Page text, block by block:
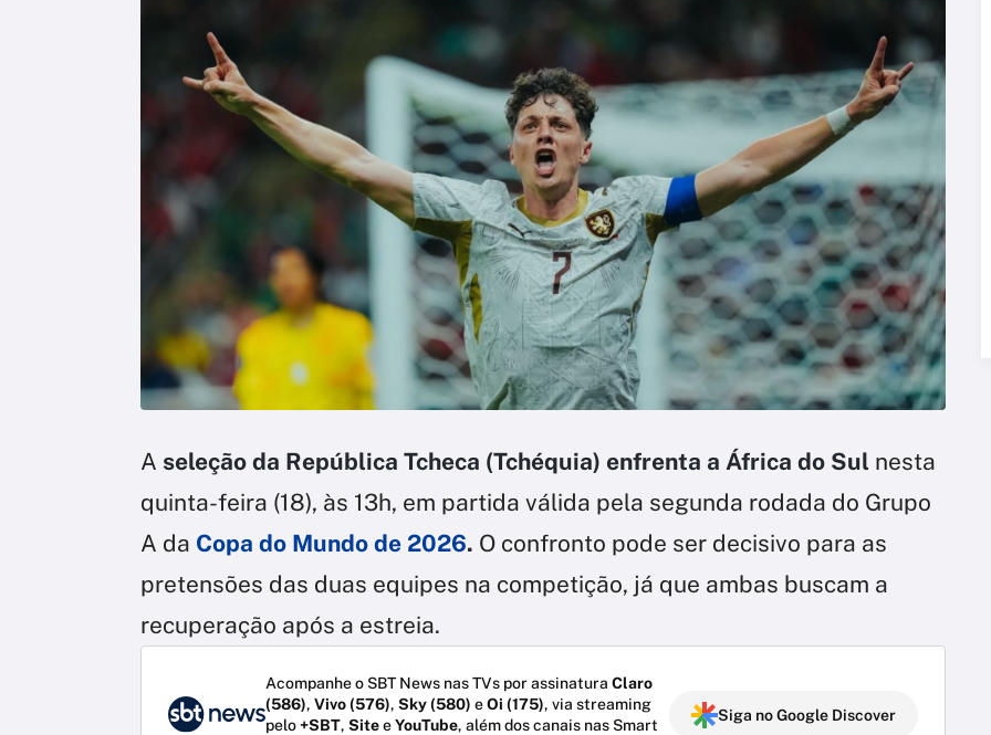
A seleção da República Tcheca (Tchéquia) enfrenta a África do Sul nesta
quinta-feira (18), às 13h, em partida válida pela segunda rodada do Grupo
A da Copa do Mundo de 2026. O confronto pode ser decisivo para as
pretensões das duas equipes na competição, já que ambas buscam a
recuperação após a estreia.
Acompanhe o SBT News nas TVs por assinatura Claro
(586), Vivo (576), Sky (580) eOi (175), via streaming
pelo+SBT, SiteeYouTube, além dos canais nas Smart
Siga no Google Discover